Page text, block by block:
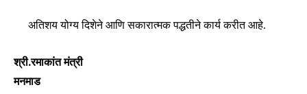
अतिशय योग्य दिशेने आणि सकारात्मक पद्धतीने कार्य करीत आहे.
श्री.रमाकांत मंत्री
मनमाड